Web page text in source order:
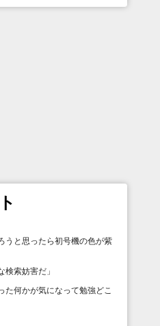
うと思ったら初号機の色が紫
検索妨害だ 」
た何かが気になって勉強どこ